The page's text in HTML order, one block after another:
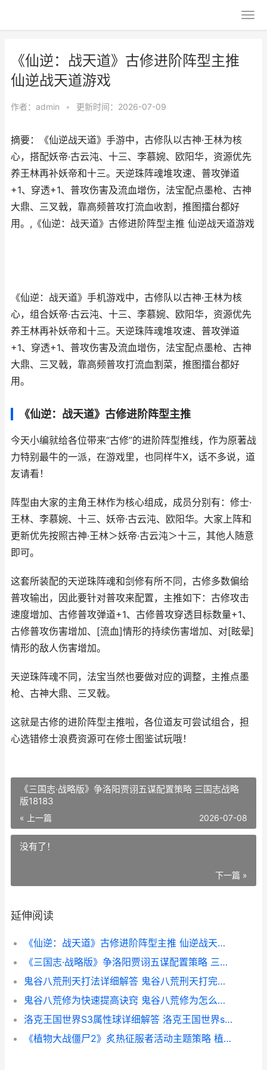
《仙逆：战天道》古修进阶阵型主推
仙逆战天道游戏
作者： admin • 更新时间：2026-07-09
摘要：《仙逆战天道》手游中，古修队以古神·王林为核
心，搭配妖帝·古云沌、十三、李慕婉、欧阳华，资源优先
养王林再补妖帝和十三。天逆珠阵魂堆攻速、普攻弹道
+1、穿透+1、普攻伤害及流血增伤，法宝配点墨枪、古神
大鼎、三叉戟，靠高频普攻打流血收割，推图擂台都好
用。,《仙逆：战天道》古修进阶阵型主推 仙逆战天道游戏
《仙逆：战天道》手机游戏中，古修队以古神·王林为核
心，组合妖帝·古云沌、十三、李慕婉、欧阳华，资源优先
养王林再补妖帝和十三。天逆珠阵魂堆攻速、普攻弹道
+1、穿透+1、普攻伤害及流血增伤，法宝配点墨枪、古神
大鼎、三叉戟，靠高频普攻打流血割菜，推图擂台都好
用。
《仙逆：战天道》古修进阶阵型主推
今天小编就给各位带来“古修”的进阶阵型推线，作为原著战
力特别最牛的一派，在游戏里，也同样牛X，话不多说，道
友请看！
阵型由大家的主角王林作为核心组成，成员分别有：修士·
王林、李慕婉、十三、妖帝·古云沌、欧阳华。大家上阵和
更新优先按照古神·王林＞妖帝·古云沌＞十三，其他人随意
即可。
这套所装配的天逆珠阵魂和剑修有所不同，古修多数偏给
普攻输出，因此要针对普攻来配置，主推如下：古修攻击
速度增加、古修普攻弹道+1、古修普攻穿透目标数量+1、
古修普攻伤害增加、[流血]情形的持续伤害增加、对[眩晕]
情形的敌人伤害增加。
天逆珠阵魂不同，法宝当然也要做对应的调整，主推点墨
枪、古神大鼎、三叉戟。
这就是古修的进阶阵型主推啦，各位道友可尝试组合，担
心选错修士浪费资源可在修士图鉴试玩哦！
《三国志·战略版》争洛阳贾诩五谋配置策略 三国志战略
版18183
« 上一篇 2026-07-08
没有了！
下一篇 »
延伸阅读
《仙逆：战天道》古修进阶阵型主推 仙逆战天道游戏
《三国志·战略版》争洛阳贾诩五谋配置策略 三国志战略版18183
鬼谷八荒刑天打法详细解答 鬼谷八荒刑天打完后怎么出去
鬼谷八荒修为快速提高诀窍 鬼谷八荒修为怎么提升快
洛克王国世界S3属性球详细解答 洛克王国世界s3赛季精灵
《植物大战僵尸2》炙热征服者活动主题策略 植物大战僵尸1原版下载中文版